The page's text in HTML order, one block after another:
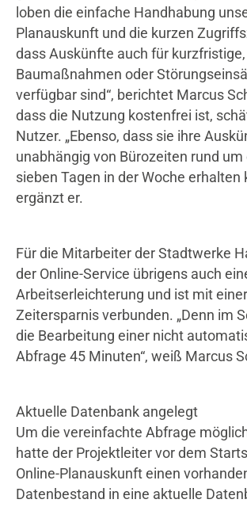
loben die einfache Handhabung
Planauskunft und die kurzen
dass Auskünfte auch für
Baumaßnahmen oder
verfügbar sind“, berichtet Marcus
dass die Nutzung kostenfrei ist,
Nutzer. „Ebenso, dass sie ihre
unabhängig von Bürozeiten rund um
sieben Tagen in der Woche erhalten
ergänzt er.
Für die Mitarbeiter der Stadtwerke
der Online-Service übrigens auch
Arbeitserleichterung und ist mit
Zeitersparnis verbunden. „Denn im
die Bearbeitung einer nicht
Abfrage 45 Minuten“, weiß Marcus
Aktuelle Datenbank angelegt
Um die vereinfachte Abfrage
hatte der Projektleiter vor dem
Online-Planauskunft einen
Datenbestand in eine aktuelle